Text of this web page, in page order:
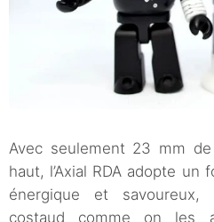
Avec seulement 23 mm
haut, l’Axial RDA adopte un
énergique et
costaud comme on les